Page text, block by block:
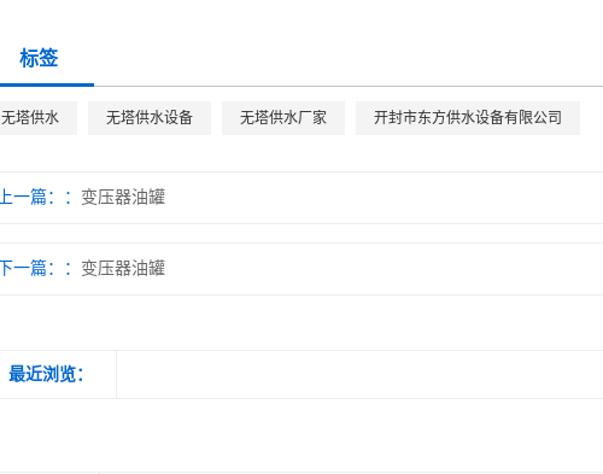
标签
无塔供水 无塔供水设备 无塔供水厂家 开封市东方供水设备有限公司
上一篇： 变压器油罐
下一篇： 变压器油罐
最近浏览：